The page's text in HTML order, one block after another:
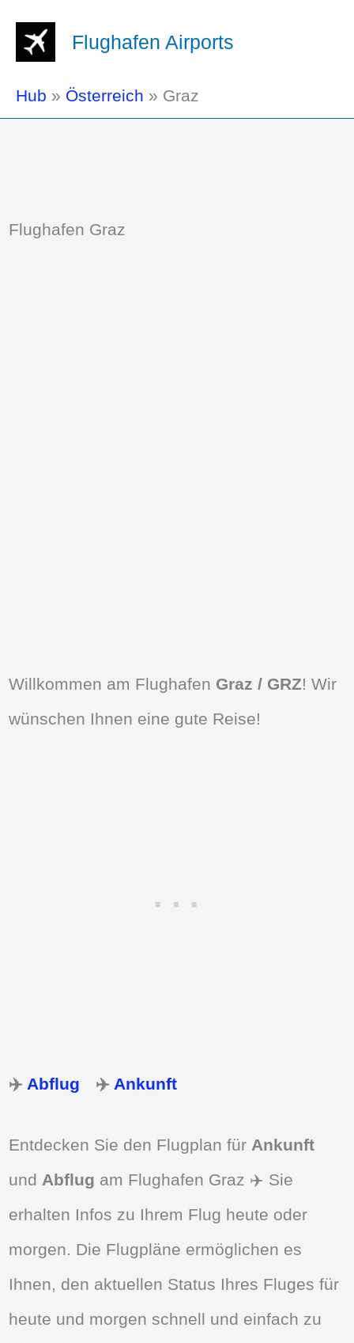
Flughafen Airports
Hub » Österreich » Graz
Flughafen Graz
Willkommen am Flughafen Graz / GRZ! Wir
wünschen Ihnen eine gute Reise!
✈️ Abflug ✈️ Ankunft
Entdecken Sie den Flugplan für Ankunft
und Abflug am Flughafen Graz ✈️ Sie
erhalten Infos zu Ihrem Flug heute oder
morgen. Die Flugpläne ermöglichen es
Ihnen, den aktuellen Status Ihres Fluges für
heute und morgen schnell und einfach zu